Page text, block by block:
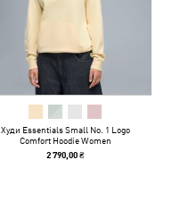
Худи Essentials Small No. 1 Logo
Comfort Hoodie Women
2 790,00 ₴